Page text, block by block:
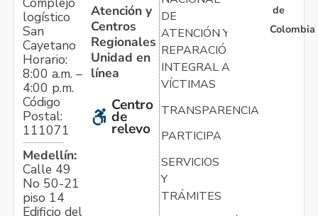
logístico
San
Cayetano
Horario:
8:00 a.m. –
4:00 p.m.
Código
Postal:
111071
Medellín:
Calle 49
No 50-21
piso 14
Edificio del
Atención y
Centros
Regionales
Unidad en
línea
Centro
de
relevo
DE
ATENCIÓN Y
REPARACIÓN
INTEGRAL A
VÍCTIMAS
TRANSPARENCIA
PARTICIPA
SERVICIOS
Y
TRÁMITES
de
Colombia